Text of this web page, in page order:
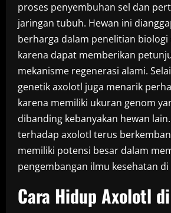
proses penyembuhan sel dan
jaringan tubuh. Hewan ini
berharga dalam penelitian
karena dapat memberikan
mekanisme regenerasi alami.
genetik axolotl juga menarik
karena memiliki ukuran genom
dibanding kebanyakan hewan
terhadap axolotl terus
memiliki potensi besar dalam
pengembangan ilmu kesehatan di
Cara Hidup Axolotl